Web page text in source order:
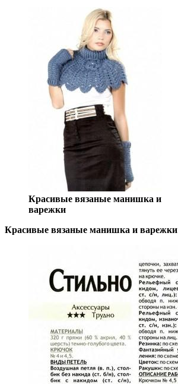
Красивые вязаные манишка и
варежки
Красивые вязаные манишка и варежки